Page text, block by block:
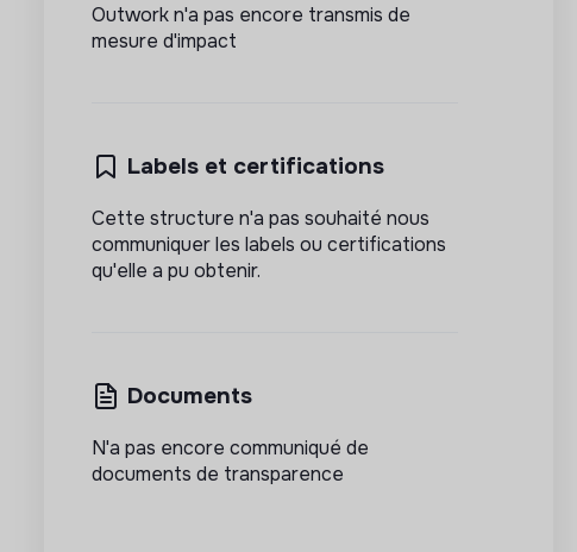
Outwork n'a pas encore transmis de
mesure d'impact
Labels et certifications
Cette structure n'a pas souhaité nous
communiquer les labels ou certifications
qu'elle a pu obtenir.
Documents
N'a pas encore communiqué de
documents de transparence